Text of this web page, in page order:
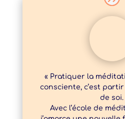
« Pratiquer la
consciente, c’est
de soi.
Avec l’école de